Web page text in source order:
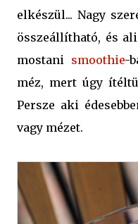
elkészül... Nagy
összeállítható, és
mostani smoothie-
méz, mert úgy
Persze aki
vagy mézet.